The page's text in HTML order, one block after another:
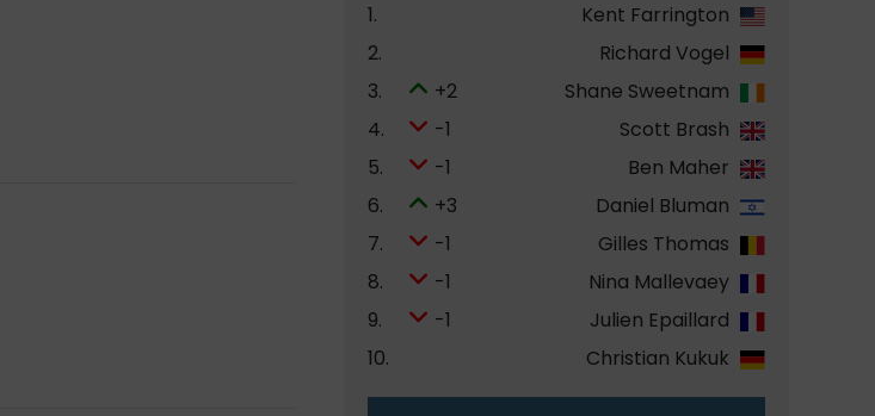
1.
Kent Farrington
2.
Richard Vogel
3.
+2
Shane Sweetnam
4.
-1
Scott Brash
5.
-1
Ben Maher
6.
+3
Daniel Bluman
7.
-1
Gilles Thomas
8.
-1
Nina Mallevaey
9.
-1
Julien Epaillard
10.
Christian Kukuk